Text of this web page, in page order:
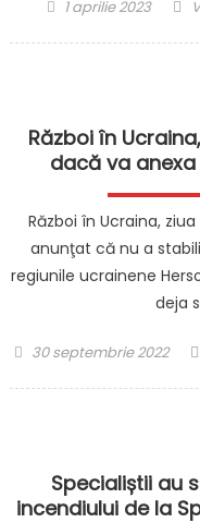
Posted
1 aprilie 2023
Război în
dacă va
Război în Ucraina,
anunţat că nu a
regiunile ucrainene
deja
Posted
30 septembrie 2022
Specialiștii au
incendiului de la